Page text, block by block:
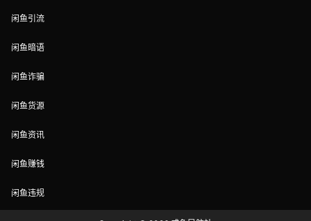
闲鱼引流
闲鱼暗语
闲鱼诈骗
闲鱼货源
闲鱼资讯
闲鱼赚钱
闲鱼违规